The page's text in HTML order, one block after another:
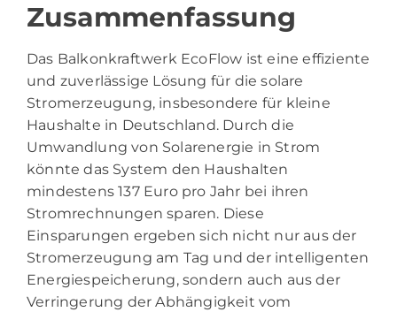
Zusammenfassung
Das Balkonkraftwerk EcoFlow ist eine effiziente
und zuverlässige Lösung für die solare
Stromerzeugung, insbesondere für kleine
Haushalte in Deutschland. Durch die
Umwandlung von Solarenergie in Strom
könnte das System den Haushalten
mindestens 137 Euro pro Jahr bei ihren
Stromrechnungen sparen. Diese
Einsparungen ergeben sich nicht nur aus der
Stromerzeugung am Tag und der intelligenten
Energiespeicherung, sondern auch aus der
Verringerung der Abhängigkeit vom